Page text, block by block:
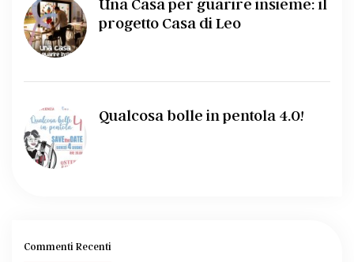
Una Casa per guarire insieme: il
progetto Casa di Leo
Qualcosa bolle in pentola 4.0!
Commenti Recenti